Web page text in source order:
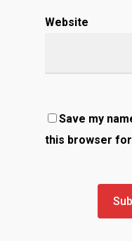
Website
Save my
this browser